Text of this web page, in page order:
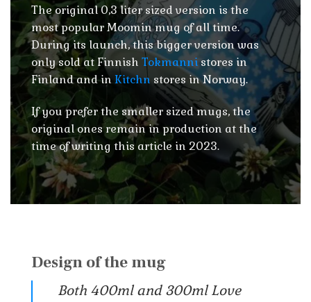
The original 0,3 liter sized version is the
most popular Moomin mug of all time.
During its launch, this bigger version was
only sold at Finnish Tokmannistores in
Finland and inKitchn stores in Norway.
If you prefer the smaller sized mugs, the
original ones remain in production at the
time of writing this article in 2023.
Design of the mug
Both 400ml and 300ml Love